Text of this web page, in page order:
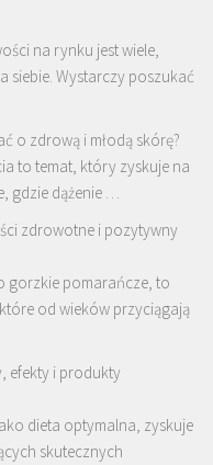
na rynku jest wiele,
siebie. Wystarczy poszukać
o zdrową i młodą skórę?
to temat, który zyskuje na
gdzie dążenie …
zdrowotne i pozytywny
gorzkie pomarańcze, to
od wieków przyciągają
efekty i produkty
dieta optymalna, zyskuje
skutecznych